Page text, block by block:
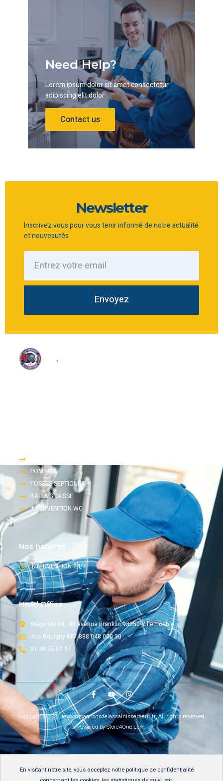
En visitant notre site, vous acceptez notre politique de confidentialité
Need Help?
Lorem ipsum dolor sit amet consectetur
adipiscing elit dolor
Contact us
Newsletter
Inscrivez vous pour vous tenir informé de notre actualité
et nouveautés
Envoyez
POMPAGE
FOSSES SEPTIQUES
BAC A GRAISSE
INTERVENTION WC
Nos horaires
INTERVENTION 24/7
Head Office
Siège social : 48 avenue Franklin 93250 Villemonble
Rcs Bobigny 887 888 048 000 30
01 48 55 67 97
Copyright © 2021 lescompagnonsdelassainissement.fr, All rights reserved.
Powered by Store4One.com.